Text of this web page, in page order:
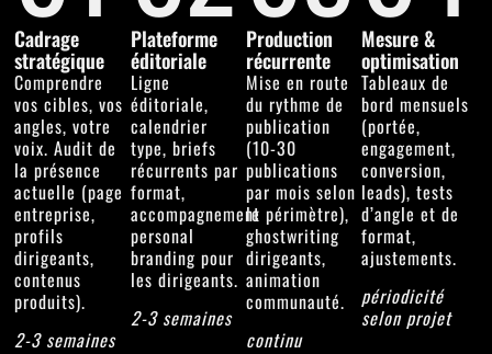
Cadrage
stratégique
Comprendre
vos cibles, vos
angles, votre
voix. Audit de
la présence
actuelle (page
entreprise,
profils
dirigeants,
contenus
produits).
2-3 semaines
Plateforme
éditoriale
Ligne
éditoriale,
calendrier
type, briefs
récurrents par
format,
accompagnement
personal
branding pour
les dirigeants.
2-3 semaines
Production
récurrente
Mise en route
du rythme de
publication
(10-30
publications
par mois selon
le périmètre),
ghostwriting
dirigeants,
animation
communauté.
continu
Mesure &
optimisation
Tableaux de
bord mensuels
(portée,
engagement,
conversion,
leads), tests
d’angle et de
format,
ajustements.
périodicité
selon projet